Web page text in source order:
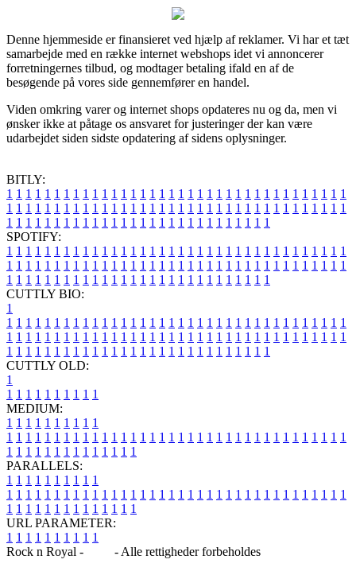
Denne hjemmeside er finansieret ved hjælp af reklamer. Vi har et tæt
samarbejde med en række internet webshops idet vi annoncerer
forretningernes tilbud, og modtager betaling ifald en af de
besøgende på vores side gennemfører en handel.
Viden omkring varer og internet shops opdateres nu og da, men vi
ønsker ikke at påtage os ansvaret for justeringer der kan være
udarbejdet siden sidste opdatering af sidens oplysninger.
BITLY:
1 1 1 1 1 1 1 1 1 1 1 1 1 1 1 1 1 1 1 1 1 1 1 1 1 1 1 1 1 1 1 1 1 1 1 1
1 1 1 1 1 1 1 1 1 1 1 1 1 1 1 1 1 1 1 1 1 1 1 1 1 1 1 1 1 1 1 1 1 1 1 1
1 1 1 1 1 1 1 1 1 1 1 1 1 1 1 1 1 1 1 1 1 1 1 1 1 1 1 1
SPOTIFY:
1 1 1 1 1 1 1 1 1 1 1 1 1 1 1 1 1 1 1 1 1 1 1 1 1 1 1 1 1 1 1 1 1 1 1 1
1 1 1 1 1 1 1 1 1 1 1 1 1 1 1 1 1 1 1 1 1 1 1 1 1 1 1 1 1 1 1 1 1 1 1 1
1 1 1 1 1 1 1 1 1 1 1 1 1 1 1 1 1 1 1 1 1 1 1 1 1 1 1 1
CUTTLY BIO:
1
1 1 1 1 1 1 1 1 1 1 1 1 1 1 1 1 1 1 1 1 1 1 1 1 1 1 1 1 1 1 1 1 1 1 1 1
1 1 1 1 1 1 1 1 1 1 1 1 1 1 1 1 1 1 1 1 1 1 1 1 1 1 1 1 1 1 1 1 1 1 1 1
1 1 1 1 1 1 1 1 1 1 1 1 1 1 1 1 1 1 1 1 1 1 1 1 1 1 1 1
CUTTLY OLD:
1
1 1 1 1 1 1 1 1 1 1
MEDIUM:
1 1 1 1 1 1 1 1 1 1
1 1 1 1 1 1 1 1 1 1 1 1 1 1 1 1 1 1 1 1 1 1 1 1 1 1 1 1 1 1 1 1 1 1 1 1
1 1 1 1 1 1 1 1 1 1 1 1 1 1
PARALLELS:
1 1 1 1 1 1 1 1 1 1
1 1 1 1 1 1 1 1 1 1 1 1 1 1 1 1 1 1 1 1 1 1 1 1 1 1 1 1 1 1 1 1 1 1 1 1
1 1 1 1 1 1 1 1 1 1 1 1 1 1
URL PARAMETER:
1 1 1 1 1 1 1 1 1 1
Rock n Royal -
- Alle rettigheder forbeholdes